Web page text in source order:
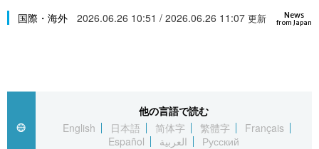
繁體字
العربية
経済・ビジネス
社会
文化
Images
お知らせ
News
from Japan
国際・海外 2026.06.26 10:51 / 2026.06.26 11:07 更新
他の言語で読む
English
日本語 简体字 繁體字
Français
Español
العربية Русский